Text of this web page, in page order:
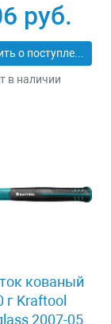
руб.
Сообщить о поступлении
в наличии
кованый
г Kraftool
2007-05